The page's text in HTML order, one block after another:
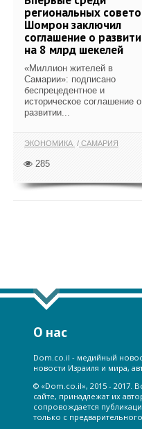
региональных
Шомрон заключил
соглашение о
на 8 млрд шекелей
«Миллион жителей в
Самарии»: подписано
беспрецедентное и
историческое соглашение о
развитии...
ЭКОНОМИКА САМАРИЯ
285
О нас
Dom.co.il - медийный
новости Израиля и мира,
© «Dom.co.il», 2015 - 2017.
сайте, принадлежат их
сопровождается
только с